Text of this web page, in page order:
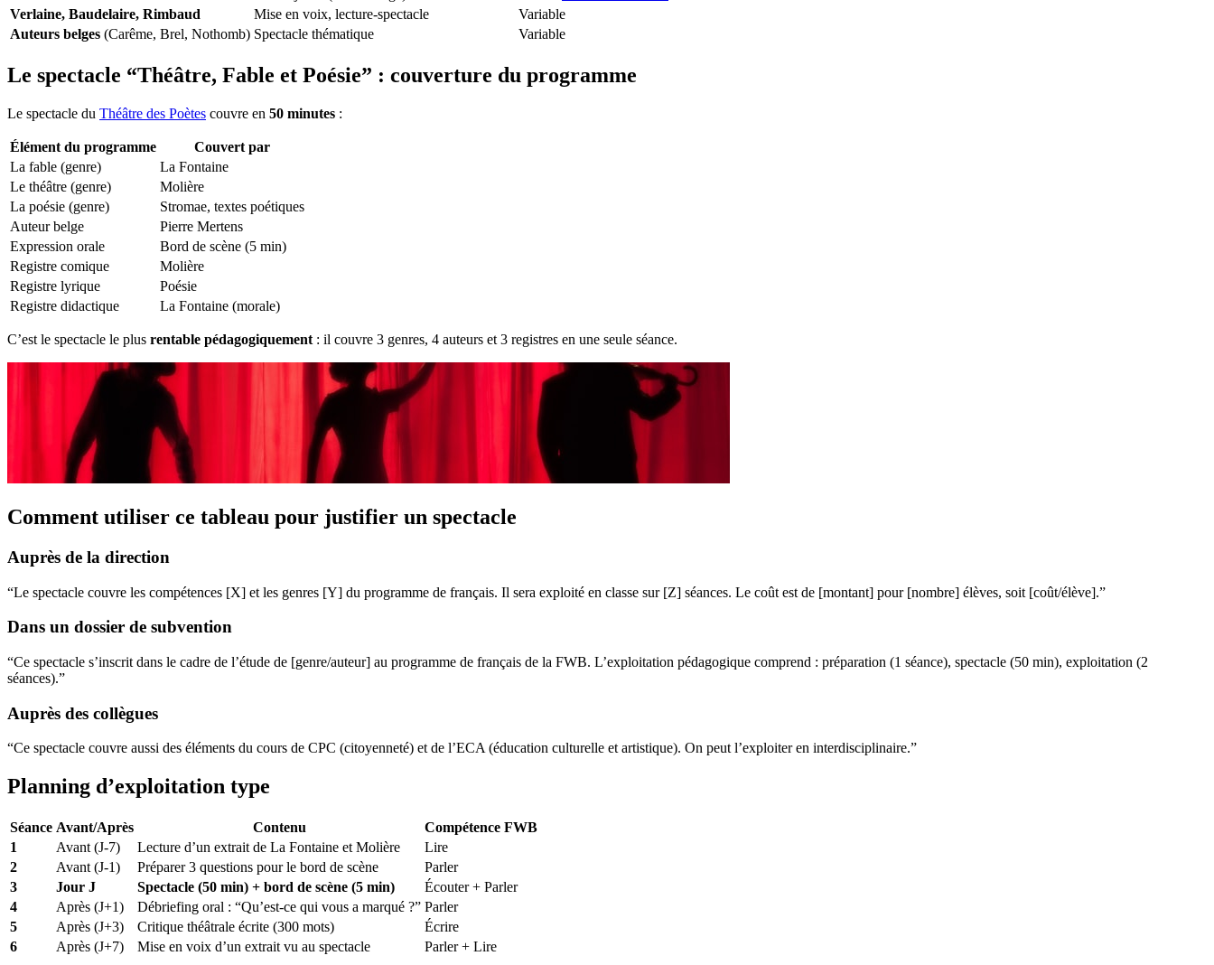
Verlaine, Baudelaire, Rimbaud
Mise en voix, lecture-spectacle
Variable
Auteurs belges (Carême, Brel, Nothomb) Spectacle thématique Variable
Le spectacle “Théâtre, Fable et Poésie” : couverture du programme
Le spectacle du Théâtre des Poètes couvre en 50 minutes :
Élément du programme
Couvert par
La fable (genre)
La Fontaine
Le théâtre (genre)
Molière
La poésie (genre)
Stromae, textes poétiques
Auteur belge
Pierre Mertens
Expression orale
Bord de scène (5 min)
Registre comique
Molière
Registre lyrique
Poésie
Registre didactique
La Fontaine (morale)
C’est le spectacle le plus rentable pédagogiquement : il couvre 3 genres, 4 auteurs et 3 registres en une seule séance.
Comment utiliser ce tableau pour justifier un spectacle
Auprès de la direction
“Le spectacle couvre les compétences [X] et les genres [Y] du programme de français. Il sera exploité en classe sur [Z] séances. Le coût est de [montant] pour [nombre] élèves, soit [coût/élève].”
Dans un dossier de subvention
“Ce spectacle s’inscrit dans le cadre de l’étude de [genre/auteur] au programme de français de la FWB. L’exploitation pédagogique comprend : préparation (1 séance), spectacle (50 min), exploitation (2
séances).”
Auprès des collègues
“Ce spectacle couvre aussi des éléments du cours de CPC (citoyenneté) et de l’ECA (éducation culturelle et artistique). On peut l’exploiter en interdisciplinaire.”
Planning d’exploitation type
Séance Avant/Après Contenu
Compétence FWB
1
Avant (J-7) Lecture d’un extrait de La Fontaine et Molière
Lire
2
Avant (J-1) Préparer 3 questions pour le bord de scène
Parler
3
Jour J Spectacle (50 min) + bord de scène (5 min)
Écouter + Parler
4
Après (J+1) Débriefing oral : “Qu’est-ce qui vous a marqué ?” Parler
5
Après (J+3) Critique théâtrale écrite (300 mots)
Écrire
6
Après (J+7) Mise en voix d’un extrait vu au spectacle Parler + Lire